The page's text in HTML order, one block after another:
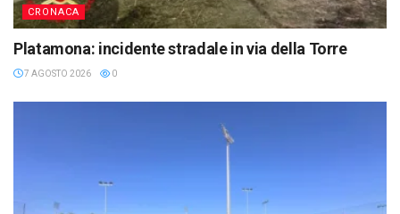
CRONACA
Platamona: incidente stradale in via della Torre
7 AGOSTO 2026 0